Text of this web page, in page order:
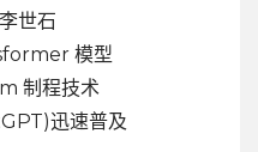
世石
模型
制程技术
迅速普及